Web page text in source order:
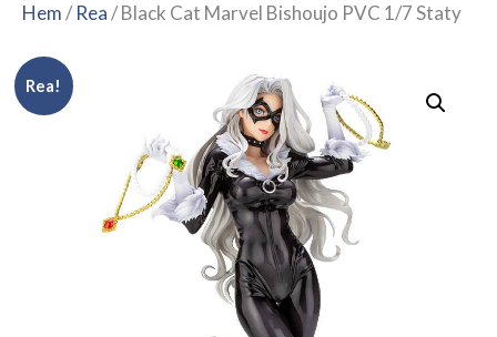
Hem/Rea/ Black Cat Marvel Bishoujo PVC 1/7 Staty
Rea!